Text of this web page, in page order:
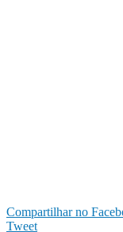
Compartilhar no
Tweet